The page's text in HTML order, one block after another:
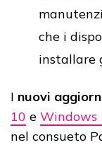
che i
installare
I nuovi
10 e Windows
nel consueto